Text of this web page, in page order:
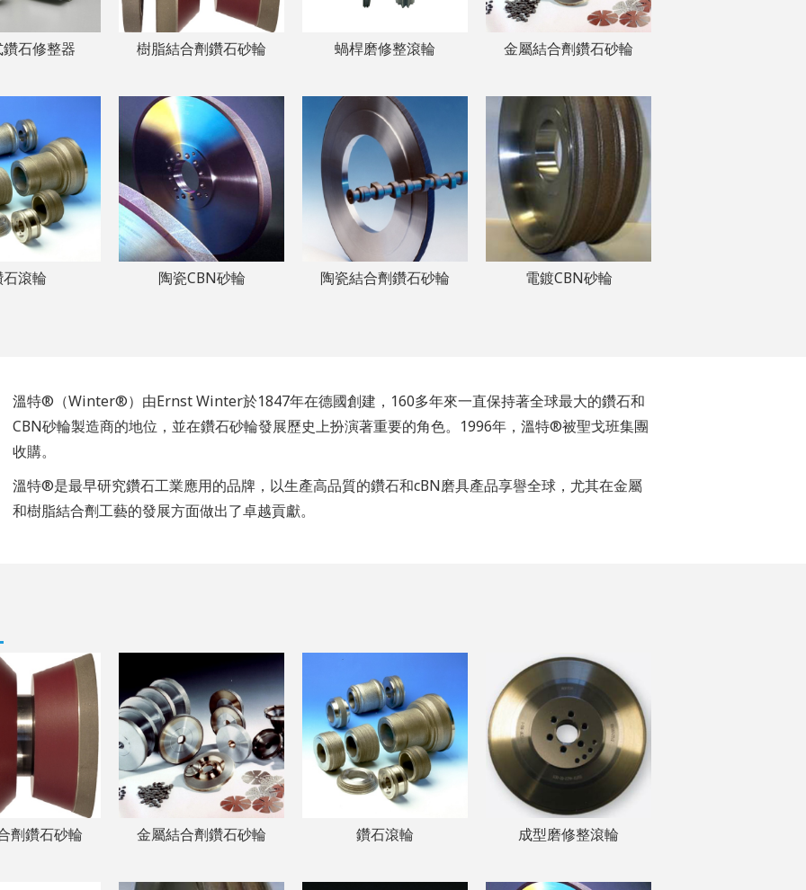
石修整器 樹脂結合劑鑽石砂輪 蝸桿磨修整滾輪 金屬結合劑鑽石砂輪
滾輪 陶瓷CBN砂輪 陶瓷結合劑鑽石砂輪 電鍍CBN砂輪
溫特®（Winter®）由Ernst Winter於1847年在德國創建，160多年來一直保持著全球最大的鑽石和
CBN砂輪製造商的地位，並在鑽石砂輪發展歷史上扮演著重要的角色。1996年，溫特®被聖戈班集團
收購。
溫特®是最早研究鑽石工業應用的品牌，以生產高品質的鑽石和cBN磨具產品享譽全球，尤其在金屬
和樹脂結合劑工藝的發展方面做出了卓越貢獻。
劑鑽石砂輪 金屬結合劑鑽石砂輪 鑽石滾輪 成型磨修整滾輪